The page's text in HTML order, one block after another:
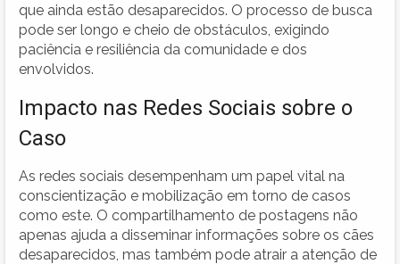
que ainda estão desaparecidos. O processo de busca
pode ser longo e cheio de obstáculos, exigindo
paciência e resiliência da comunidade e dos
envolvidos.
Impacto nas Redes Sociais sobre o
Caso
As redes sociais desempenham um papel vital na
conscientização e mobilização em torno de casos
como este. O compartilhamento de postagens não
apenas ajuda a disseminar informações sobre os cães
desaparecidos, mas também pode atrair a atenção de